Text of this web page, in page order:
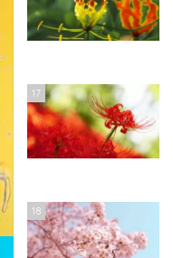
17
18